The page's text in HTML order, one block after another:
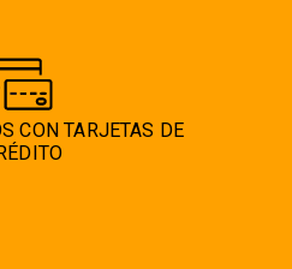
CON TARJETAS DE